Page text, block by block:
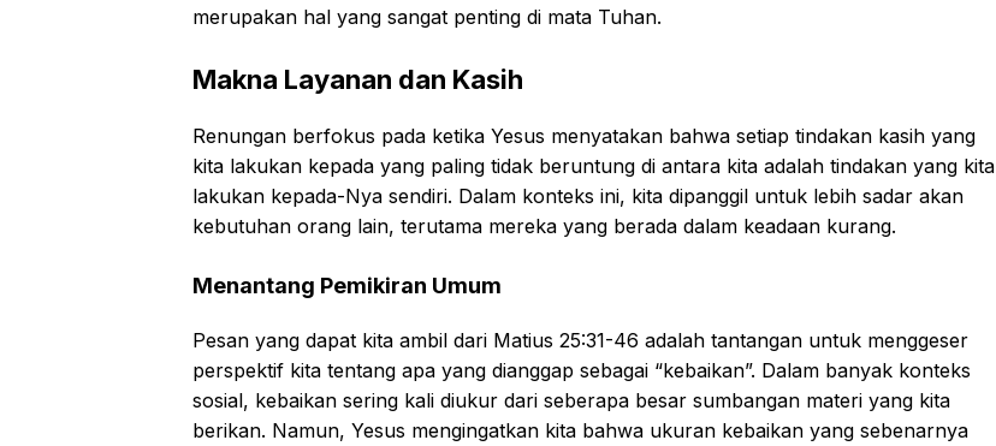
merupakan hal yang sangat penting di mata Tuhan.
Makna Layanan dan Kasih
Renungan berfokus pada ketika Yesus menyatakan bahwa setiap tindakan kasih yang
kita lakukan kepada yang paling tidak beruntung di antara kita adalah tindakan yang kita
lakukan kepada-Nya sendiri. Dalam konteks ini, kita dipanggil untuk lebih sadar akan
kebutuhan orang lain, terutama mereka yang berada dalam keadaan kurang.
Menantang Pemikiran Umum
Pesan yang dapat kita ambil dari Matius 25:31-46 adalah tantangan untuk menggeser
perspektif kita tentang apa yang dianggap sebagai “kebaikan”. Dalam banyak konteks
sosial, kebaikan sering kali diukur dari seberapa besar sumbangan materi yang kita
berikan. Namun, Yesus mengingatkan kita bahwa ukuran kebaikan yang sebenarnya